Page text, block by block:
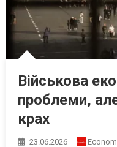
Військова
проблеми,
крах
23.06.2026